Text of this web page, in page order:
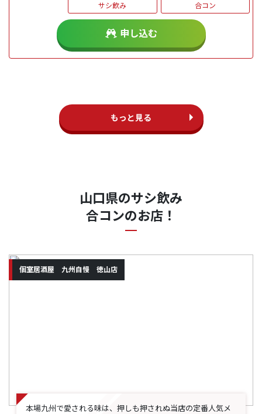
サシ飲み 合コン
申し込む
もっと見る
山口県のサシ飲み
合コンのお店！
個室居酒屋 九州自慢 徳山店
本場九州で愛される味は、押しも押されぬ当店の定番人気メ